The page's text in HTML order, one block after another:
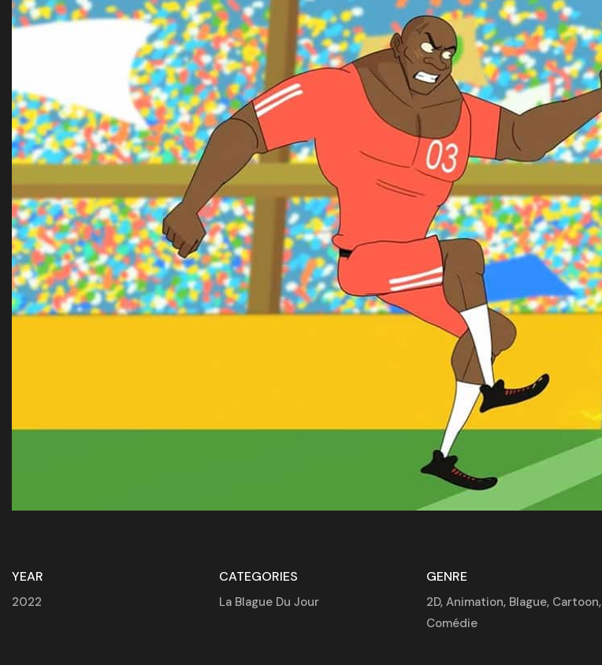
YEAR
2022
CATEGORIES
La Blague Du Jour
GENRE
2D, Animation, Blague, Cartoon,
Comédie